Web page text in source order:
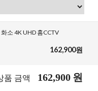
소 4K UHD 홈CCTV
162,900원
품 금액 162,900 원